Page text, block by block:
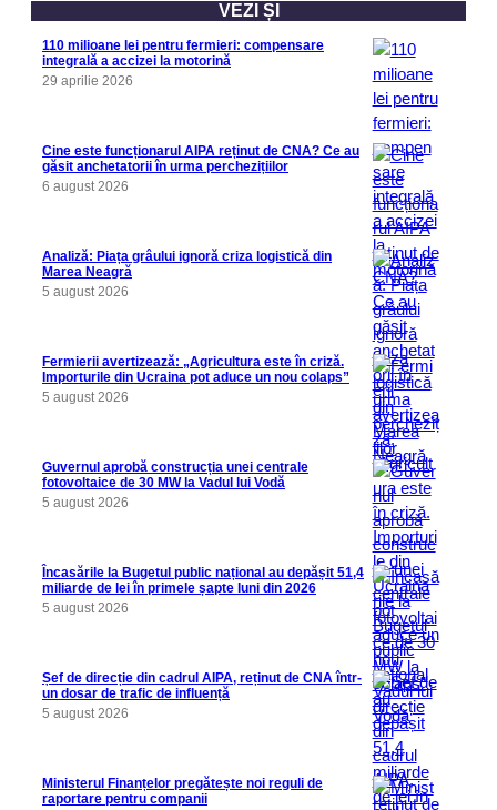
VEZI ȘI
110 milioane lei pentru fermieri: compensare
integrală a accizei la motorină
29 aprilie 2026
Cine este funcționarul AIPA reținut de CNA? Ce au
găsit anchetatorii în urma perchezițiilor
6 august 2026
Analiză: Piața grâului ignoră criza logistică din
Marea Neagră
5 august 2026
Fermierii avertizează: „Agricultura este în criză.
Importurile din Ucraina pot aduce un nou colaps”
5 august 2026
Guvernul aprobă construcția unei centrale
fotovoltaice de 30 MW la Vadul lui Vodă
5 august 2026
Încasările la Bugetul public național au depășit 51,4
miliarde de lei în primele șapte luni din 2026
5 august 2026
Șef de direcție din cadrul AIPA, reținut de CNA într-
un dosar de trafic de influență
5 august 2026
Ministerul Finanțelor pregătește noi reguli de
raportare pentru companii